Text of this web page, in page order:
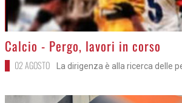
>
Calcio - Pergo, lavori in corso
02 AGOSTO La dirigenza è alla ricerca delle